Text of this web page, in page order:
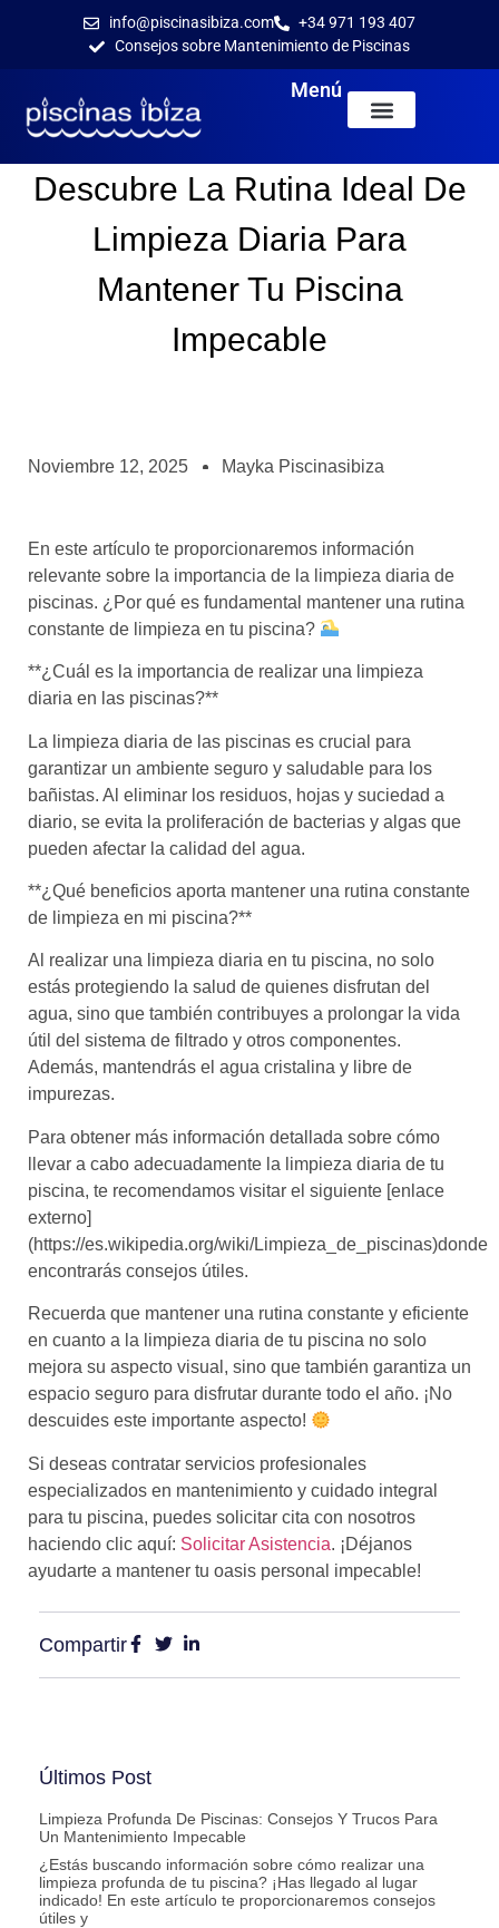
info@piscinasibiza.com
+34 971 193 407
Consejos sobre Mantenimiento de Piscinas
Menú
Descubre La Rutina Ideal De
Limpieza Diaria Para
Mantener Tu Piscina
Impecable
Noviembre 12, 2025 Mayka Piscinasibiza
En este artículo te proporcionaremos información
relevante sobre la importancia de la limpieza diaria de
piscinas. ¿Por qué es fundamental mantener una rutina
constante de limpieza en tu piscina?
**¿Cuál es la importancia de realizar una limpieza
diaria en las piscinas?**
La limpieza diaria de las piscinas es crucial para
garantizar un ambiente seguro y saludable para los
bañistas. Al eliminar los residuos, hojas y suciedad a
diario, se evita la proliferación de bacterias y algas que
pueden afectar la calidad del agua.
**¿Qué beneficios aporta mantener una rutina constante
de limpieza en mi piscina?**
Al realizar una limpieza diaria en tu piscina, no solo
estás protegiendo la salud de quienes disfrutan del
agua, sino que también contribuyes a prolongar la vida
útil del sistema de filtrado y otros componentes.
Además, mantendrás el agua cristalina y libre de
impurezas.
Para obtener más información detallada sobre cómo
llevar a cabo adecuadamente la limpieza diaria de tu
piscina, te recomendamos visitar el siguiente [enlace
externo]
(https://es.wikipedia.org/wiki/Limpieza_de_piscinas)donde
encontrarás consejos útiles.
Recuerda que mantener una rutina constante y eficiente
en cuanto a la limpieza diaria de tu piscina no solo
mejora su aspecto visual, sino que también garantiza un
espacio seguro para disfrutar durante todo el año. ¡No
descuides este importante aspecto!
Si deseas contratar servicios profesionales
especializados en mantenimiento y cuidado integral
para tu piscina, puedes solicitar cita con nosotros
haciendo clic aquí: Solicitar Asistencia. ¡Déjanos
ayudarte a mantener tu oasis personal impecable!
Compartir
Últimos Post
Limpieza Profunda De Piscinas: Consejos Y Trucos Para
Un Mantenimiento Impecable
¿Estás buscando información sobre cómo realizar una
limpieza profunda de tu piscina? ¡Has llegado al lugar
indicado! En este artículo te proporcionaremos consejos
útiles y